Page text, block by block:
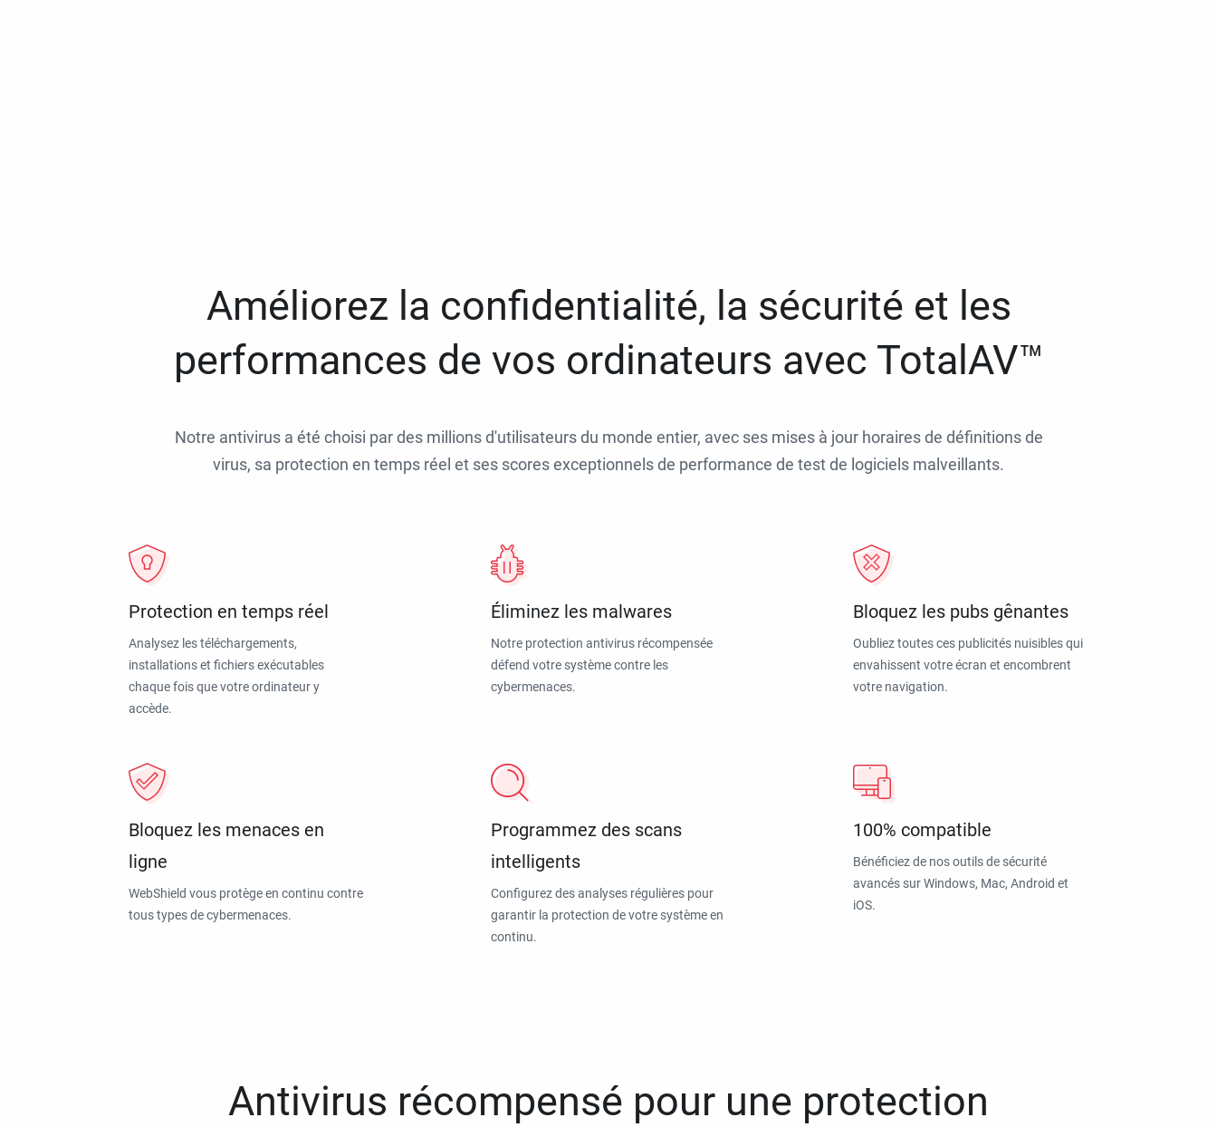
Améliorez la confidentialité, la sécurité et les
performances de vos ordinateurs avec TotalAV™
Notre antivirus a été choisi par des millions d'utilisateurs du monde entier, avec ses mises à jour horaires de définitions de
virus, sa protection en temps réel et ses scores exceptionnels de performance de test de logiciels malveillants.
Protection en temps réel
Analysez les téléchargements,
installations et fichiers exécutables
chaque fois que votre ordinateur y
accède.
Éliminez les malwares
Notre protection antivirus récompensée
défend votre système contre les
cybermenaces.
Bloquez les pubs gênantes
Oubliez toutes ces publicités nuisibles qui
envahissent votre écran et encombrent
votre navigation.
Bloquez les menaces en
ligne
WebShield vous protège en continu contre
tous types de cybermenaces.
Programmez des scans
intelligents
Configurez des analyses régulières pour
garantir la protection de votre système en
continu.
100% compatible
Bénéficiez de nos outils de sécurité
avancés sur Windows, Mac, Android et
iOS.
Antivirus récompensé pour une protection